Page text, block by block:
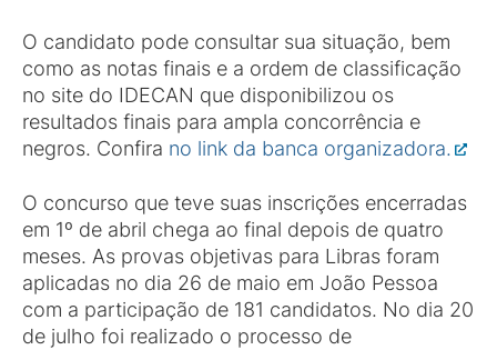
O candidato pode consultar sua situação, bem
como as notas finais e a ordem de classificação
no site do IDECAN que disponibilizou os
resultados finais para ampla concorrência e
negros. Confira no link da banca organizadora.
O concurso que teve suas inscrições encerradas
em 1º de abril chega ao final depois de quatro
meses. As provas objetivas para Libras foram
aplicadas no dia 26 de maio em João Pessoa
com a participação de 181 candidatos. No dia 20
de julho foi realizado o processo de